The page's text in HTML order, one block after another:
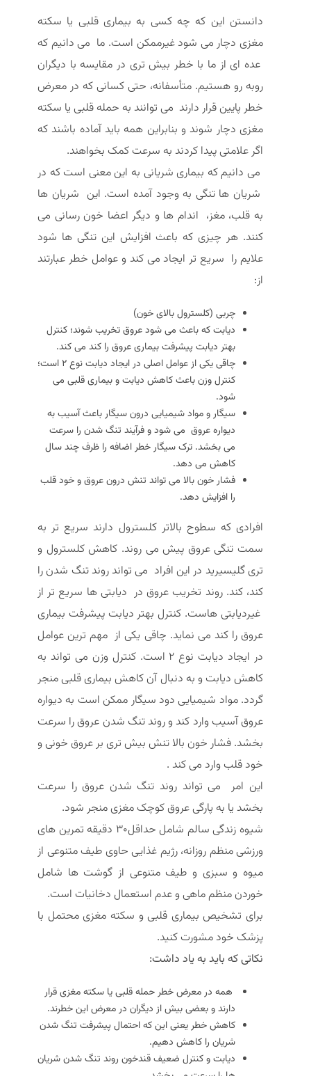
دانستن این که چه کسی به بیماری قلبی یا سکته
مغزی دچار می شود غیرممکن است. ما می دانیم که
عده ای از ما با خطر بیش تری در مقایسه با دیگران
روبه رو هستیم. متأسفانه، حتی کسانی که در معرض
خطر پایین قرار دارند می توانند به حمله قلبی یا سکته
مغزی دچار شوند و بنابراین همه باید آماده باشند که
اگر علامتی پیدا کردند به سرعت کمک بخواهند.
می دانیم که بیماری شریانی به این معنی است که در
شریان ها تنگی به وجود آمده است. این شریان ها
به قلب، مغز، اندام ها و دیگر اعضا خون رسانی می
کنند. هر چیزی که باعث افزایش این تنگی ها شود
علایم را سریع تر ایجاد می کند و عوامل خطر عبارتند
از:
چربی (کلسترول بالای خون)
دیابت که باعث می شود عروق تخریب شوند؛ کنترل
بهتر دیابت پیشرفت بیماری عروق را کند می کند.
چاقی یکی از عوامل اصلی در ایجاد دیابت نوع 2 است؛
کنترل وزن باعث کاهش دیابت و بیماری قلبی می
شود.
سیگار و مواد شیمیایی درون سیگار باعث آسیب به
دیواره عروق می شود و فرآیند تنگ شدن را سرعت
می بخشد. ترک سیگار خطر اضافه را ظرف چند سال
کاهش می دهد.
فشار خون بالا می تواند تنش درون عروق و خود قلب
را افزایش دهد.
افرادی که سطوح بالاتر کلسترول دارند سریع تر به
سمت تنگی عروق پیش می روند. کاهش کلسترول و
تری گلیسیرید در این افراد می تواند روند تنگ شدن را
کند، کند. روند تخریب عروق در دیابتی ها سریع تر از
غیردیابتی هاست. کنترل بهتر دیابت پیشرفت بیماری
عروق را کند می نماید. چاقی یکی از مهم ترین عوامل
در ایجاد دیابت نوع 2 است. کنترل وزن می تواند به
کاهش دیابت و به دنبال آن کاهش بیماری قلبی منجر
گردد. مواد شیمیایی دود سیگار ممکن است به دیواره
عروق آسیب وارد کند و روند تنگ شدن عروق را سرعت
بخشد. فشار خون بالا تنش بیش تری بر عروق خونی و
خود قلب وارد می کند .
این امر می تواند روند تنگ شدن عروق را سرعت
بخشد یا به پارگی عروق کوچک مغزی منجر شود.
شیوه زندگی سالم شامل حداقل30 دقیقه تمرین های
ورزشی منظم روزانه، رژیم غذایی حاوی طیف متنوعی از
میوه و سبزی و طیف متنوعی از گوشت ها شامل
خوردن منظم ماهی و عدم استعمال دخانیات است.
برای تشخیص بیماری قلبی و سکته مغزی محتمل با
پزشک خود مشورت کنید.
نکاتی که باید به یاد داشت:
همه در معرض خطر حمله قلبی یا سکته مغزی قرار
دارند و بعضی بیش از دیگران در معرض این خطرند.
کاهش خطر یعنی این که احتمال پیشرفت تنگ شدن
شریان را کاهش دهیم.
دیابت و کنترل ضعیف قندخون روند تنگ شدن شریان